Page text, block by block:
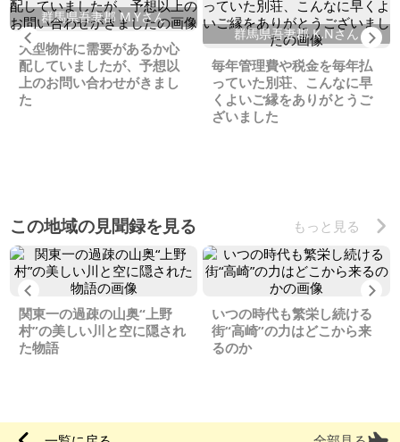
群馬県吾妻郡 M.Yさん
大型物件に需要があるか心
配していましたが、予想以
上のお問い合わせがきまし
た
群馬県吾妻郡 K.Nさん
毎年管理費や税金を毎年払
っていた別荘、こんなに早
くよいご縁をありがとうご
ざいました
この地域の見聞録を見る もっと見る
Previous
関東一の過疎の山奥“上野
村”の美しい川と空に隠され
た物語
いつの時代も繁栄し続ける
街“高崎”の力はどこから来
るのか